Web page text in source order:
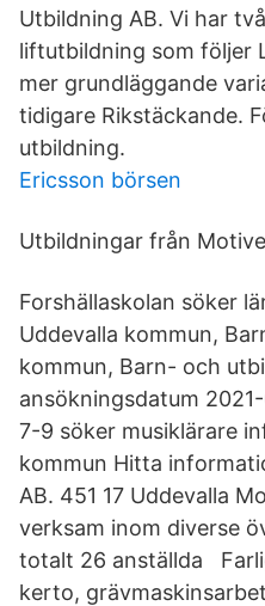
Utbildning AB. Vi har
liftutbildning som följer
mer grundläggande
tidigare Rikstäckande.
utbildning.
Ericsson börsen
Utbildningar från
Forshällaskolan söker
Uddevalla kommun,
kommun, Barn- och
ansökningsdatum
7-9 söker musiklärare
kommun Hitta
AB. 451 17 Uddevalla
verksam inom diverse
totalt 26 anställda
kerto,